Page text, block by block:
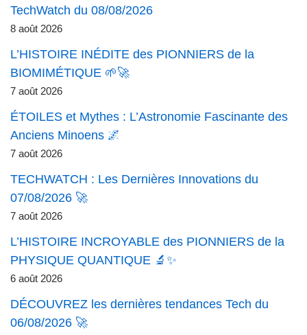
TechWatch du 08/08/2026
8 août 2026
L’HISTOIRE INÉDITE des PIONNIERS de la
BIOMIMÉTIQUE 🌱🚀
7 août 2026
ÉTOILES et Mythes : L’Astronomie Fascinante des
Anciens Minoens 🌌
7 août 2026
TECHWATCH : Les Dernières Innovations du
07/08/2026 🚀
7 août 2026
L’HISTOIRE INCROYABLE des PIONNIERS de la
PHYSIQUE QUANTIQUE 🔬✨
6 août 2026
DÉCOUVREZ les dernières tendances Tech du
06/08/2026 🚀